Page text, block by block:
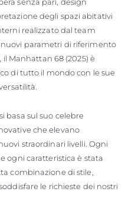
degli spazi abitativi
realizzato dal team
parametri di riferimento
Manhattan 68 (2025) è
di tutto il mondo con le sue
basa sul suo celebre
che elevano
straordinari livelli. Ogni
ogni caratteristica è stata
combinazione di stile,
le richieste dei nostri